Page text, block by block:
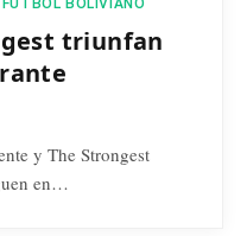
BOLIVIANO
triunfan
y The Strongest
en…